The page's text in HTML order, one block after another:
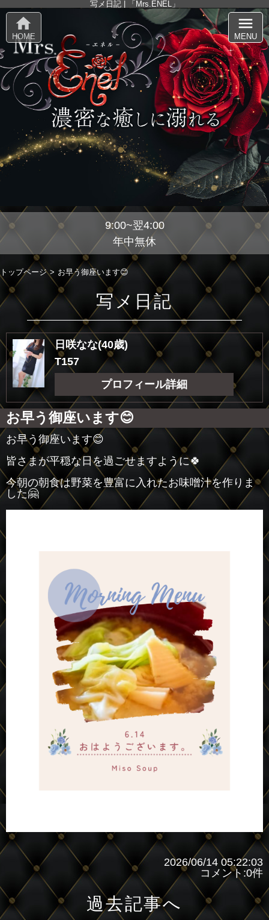
写メ日記 | 「Mrs.ENEL」
9:00~翌4:00
年中無休
home
HOME
menu
MENU
トップページ お早う御座います😊
写メ日記
日咲なな(40歳)
T157
プロフィール詳細
お早う御座います😊
お早う御座います😊
皆さまが平穏な日を過ごせますように🍀
今朝の朝食は野菜を豊富に入れたお味噌汁を作りま
した🤗
2026/06/14 05:22:03
コメント:0件
過去記事へ